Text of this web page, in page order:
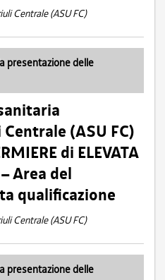
Centrale (ASU FC)
presentazione delle
(ASU FC)
di ELEVATA
Area del
qualificazione
Centrale (ASU FC)
presentazione delle